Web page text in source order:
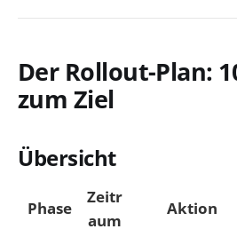
Der Rollout-Plan:
zum Ziel
Übersicht
Phase
Zeitr
aum
Aktion